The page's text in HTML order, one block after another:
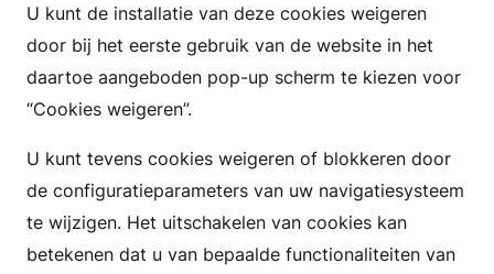
U kunt de installatie van deze cookies weigeren
door bij het eerste gebruik van de website in het
daartoe aangeboden pop-up scherm te kiezen voor
“Cookies weigeren”.
U kunt tevens cookies weigeren of blokkeren door
de configuratieparameters van uw navigatiesysteem
te wijzigen. Het uitschakelen van cookies kan
betekenen dat u van bepaalde functionaliteiten van